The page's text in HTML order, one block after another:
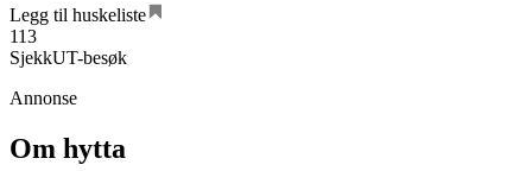
Legg til huskeliste
113
SjekkUT-besøk
Annonse
Om hytta